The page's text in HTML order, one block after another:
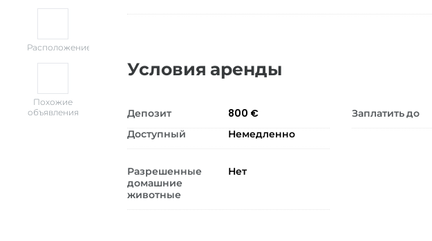
Расположение
Похожие
объявления
Условия аренды
Депозит 800 € Заплатить до
Доступный
Немедленно
Разрешенные
домашние
животные
Нет